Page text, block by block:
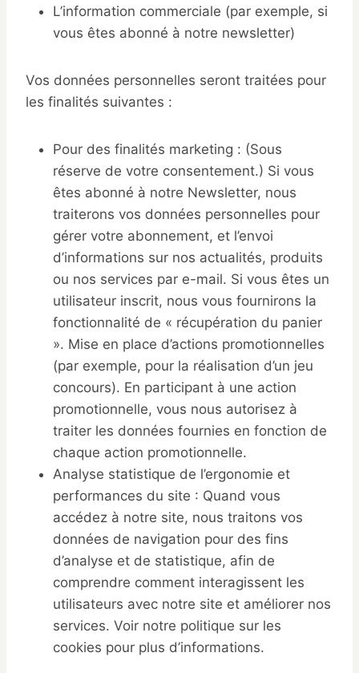
L’information commerciale (par exemple, si
vous êtes abonné à notre newsletter)
Vos données personnelles seront traitées pour
les finalités suivantes :
Pour des finalités marketing : (Sous
réserve de votre consentement.) Si vous
êtes abonné à notre Newsletter, nous
traiterons vos données personnelles pour
gérer votre abonnement, et l’envoi
d’informations sur nos actualités, produits
ou nos services par e-mail. Si vous êtes un
utilisateur inscrit, nous vous fournirons la
fonctionnalité de « récupération du panier
». Mise en place d’actions promotionnelles
(par exemple, pour la réalisation d’un jeu
concours). En participant à une action
promotionnelle, vous nous autorisez à
traiter les données fournies en fonction de
chaque action promotionnelle.
Analyse statistique de l’ergonomie et
performances du site : Quand vous
accédez à notre site, nous traitons vos
données de navigation pour des fins
d’analyse et de statistique, afin de
comprendre comment interagissent les
utilisateurs avec notre site et améliorer nos
services. Voir notre politique sur les
cookies pour plus d’informations.